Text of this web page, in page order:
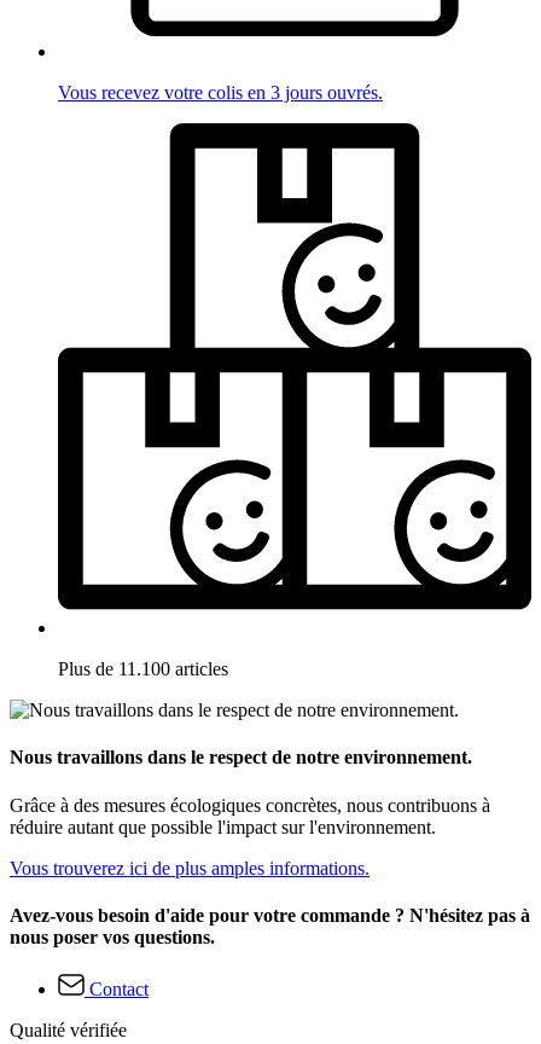
Vous recevez votre colis en 3 jours ouvrés.
Plus de 11.100 articles
Nous travaillons dans le respect de notre environnement.
Grâce à des mesures écologiques concrètes, nous contribuons à
réduire autant que possible l'impact sur l'environnement.
Vous trouverez ici de plus amples informations.
Avez-vous besoin d'aide pour votre commande ? N'hésitez pas à
nous poser vos questions.
Contact
Qualité vérifiée